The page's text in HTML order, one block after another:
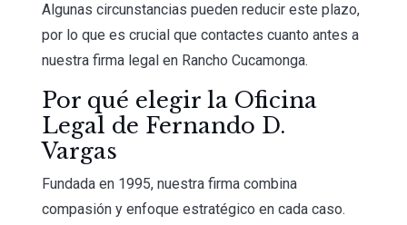
Algunas circunstancias pueden reducir este plazo,
por lo que es crucial que contactes cuanto antes a
nuestra firma legal en Rancho Cucamonga.
Por qué elegir la Oficina
Legal de Fernando D.
Vargas
Fundada en 1995, nuestra firma combina
compasión y enfoque estratégico en cada caso.